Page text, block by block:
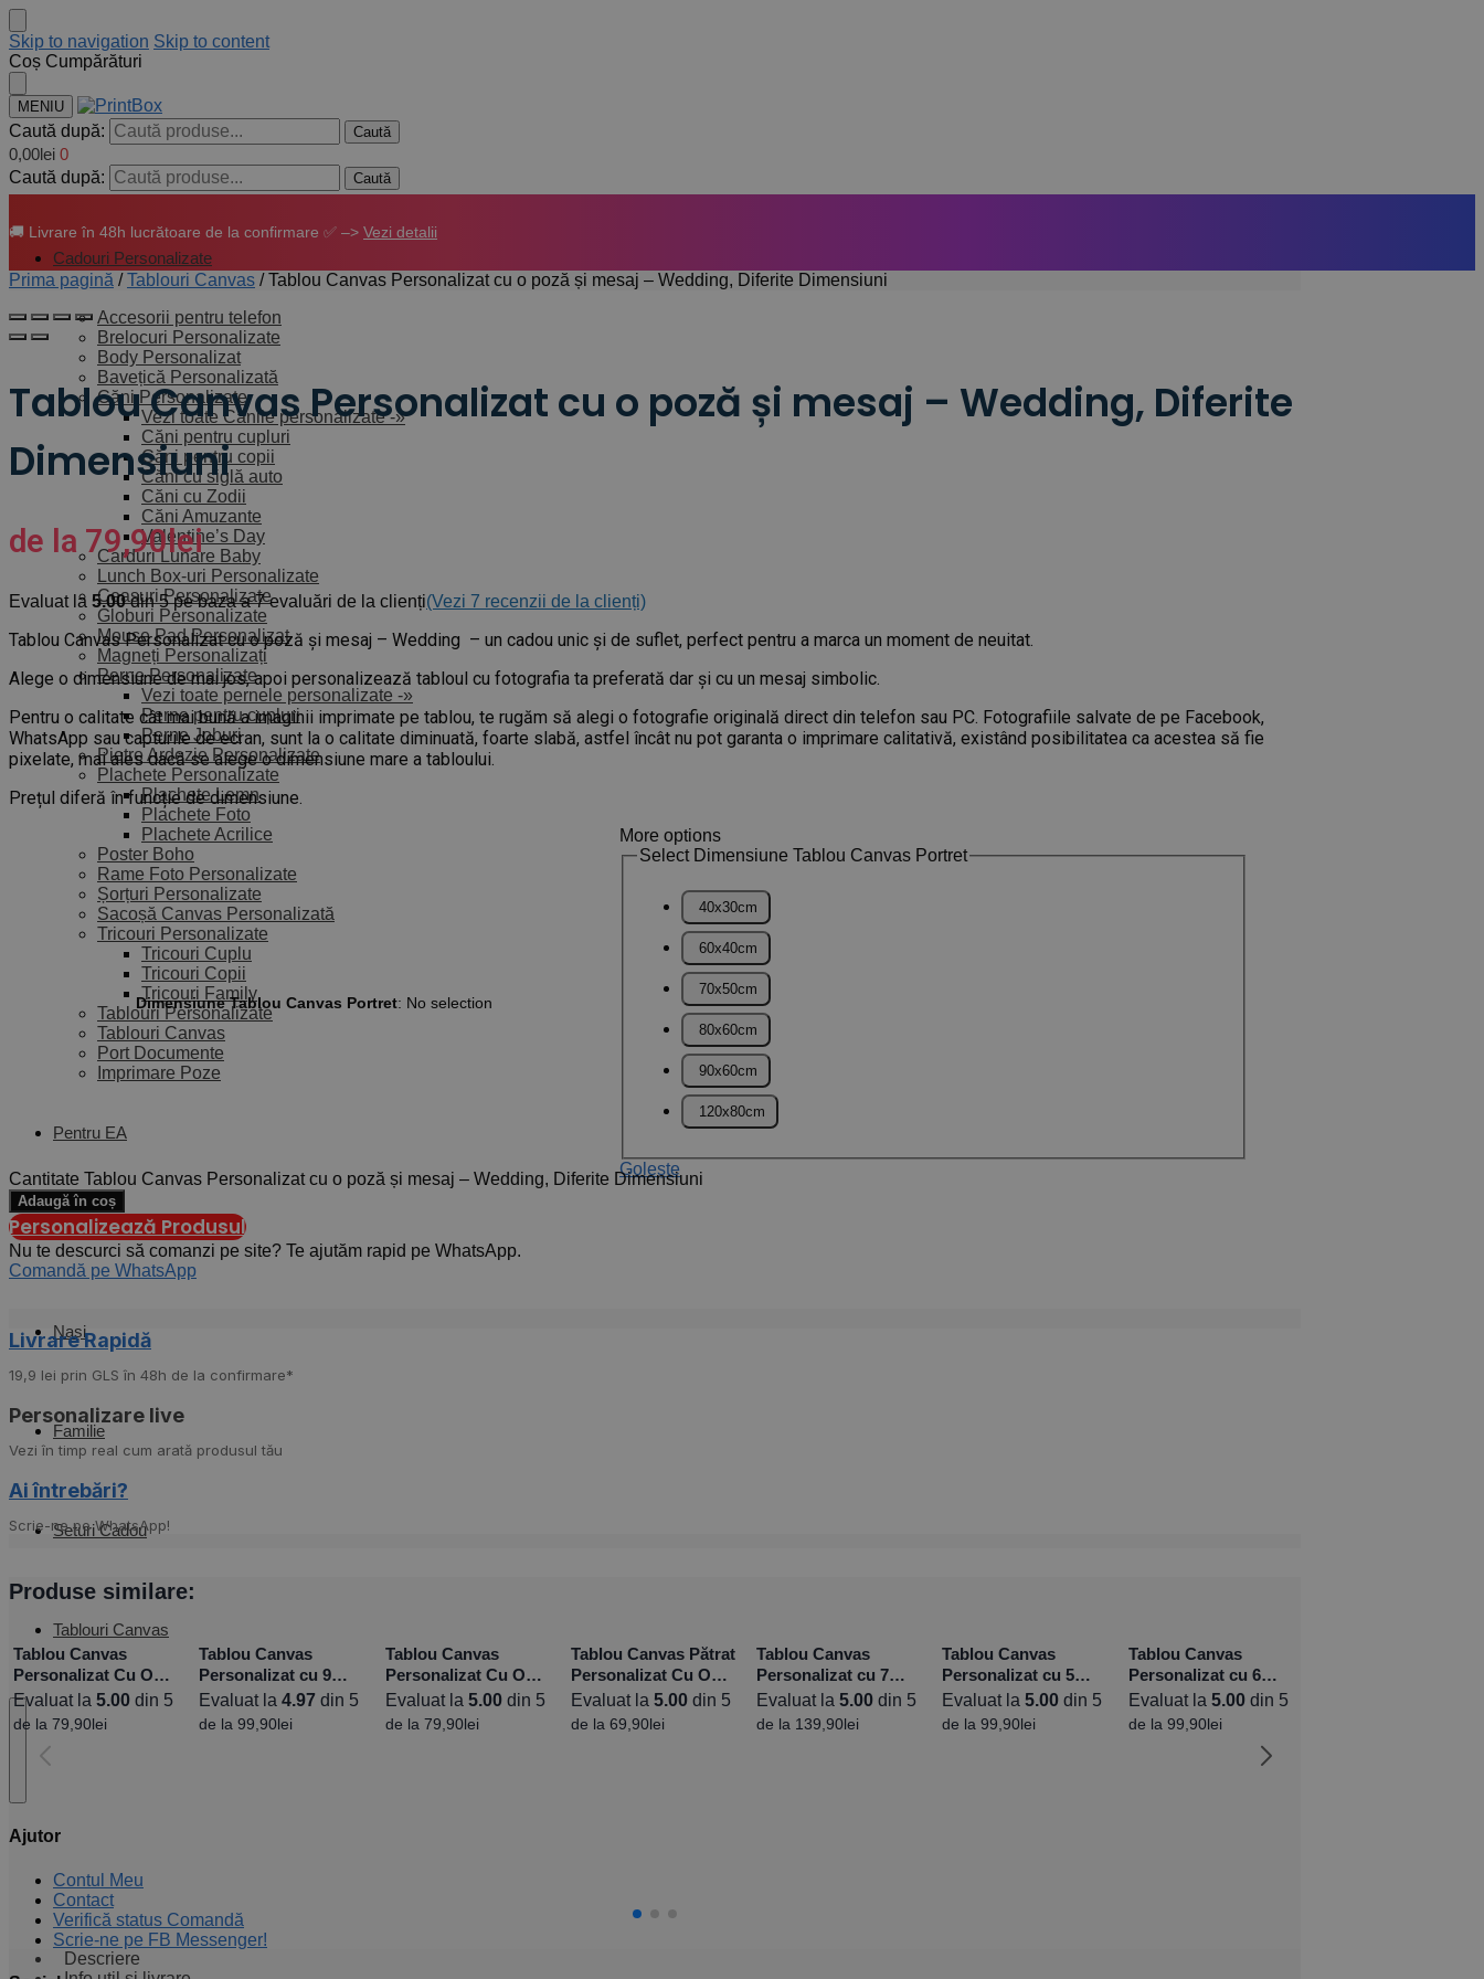
Skip to navigation Skip to content
Coș Cumpărături
MENIU
Caută după: Caută
0,00lei 0
Caută după:
Caută
Cadouri Personalizate
Accesorii pentru telefon
Brelocuri Personalizate
Body Personalizat
Bavețică Personalizată
Căni Personalizate
Vezi toate Cănile personalizate -»
Căni pentru cupluri
Căni pentru copii
Căni cu siglă auto
Căni cu Zodii
Căni Amuzante
Valentine’s Day
Carduri Lunare Baby
Lunch Box-uri Personalizate
Ceasuri Personalizate
Globuri Personalizate
Mouse Pad Personalizat
Magneți Personalizați
Perne Personalizate
Vezi toate pernele personalizate -»
Perne pentru cupluri
Perne Joburi
Pietre Ardezie Personalizate
Plachete Personalizate
Plachete Lemn
Plachete Foto
Plachete Acrilice
Poster Boho
Rame Foto Personalizate
Șorțuri Personalizate
Sacoșă Canvas Personalizată
Tricouri Personalizate
Tricouri Cuplu
Tricouri Copii
Tricouri Family
Tablouri Personalizate
Tablouri Canvas
Port Documente
Imprimare Poze
Pentru EA
Pentru EL
Nași
Familie
Seturi Cadou
Tablouri Canvas
Ajutor
Contul Meu
Contact
Verifică status Comandă
Scrie-ne pe FB Messenger!
🚚 Livrare în 48h lucrătoare de la confirmare ✅ –> Vezi detalii
Prima pagină /Tablouri Canvas /Tablou Canvas Personalizat cu o poză și mesaj – Wedding, Diferite Dimensiuni
Tablou Canvas Personalizat cu o poză și mesaj – Wedding, Diferite
Dimensiuni
de la 79,90lei
Evaluat la 5.00din 5 pe baza a7evaluări de la clienți(Vezi 7 recenzii de la clienți)
Tablou Canvas Personalizat cu o poză și mesaj – Wedding – un cadou unic și de suflet, perfect pentru a marca un moment de neuitat.
Alege o dimensiune de mai jos, apoi personalizează tabloul cu fotografia ta preferată dar și cu un mesaj simbolic.
Pentru o calitate cât mai bună a imaginii imprimate pe tablou, te rugăm să alegi o fotografie originală direct din telefon sau PC. Fotografiile salvate de pe Facebook,
WhatsApp sau capturile de ecran, sunt la o calitate diminuată, foarte slabă, astfel încât nu pot garanta o imprimare calitativă, existând posibilitatea ca acestea să fie
pixelate, mai ales dacă se alege o dimensiune mare a tabloului.
Prețul diferă în funcție de dimensiune.
Dimensiune Tablou Canvas Portret: No selection
More options
Select Dimensiune Tablou Canvas Portret
40x30cm
60x40cm
70x50cm
80x60cm
90x60cm
120x80cm
Golește
Cantitate Tablou Canvas Personalizat cu o poză și mesaj – Wedding, Diferite Dimensiuni
Adaugă în coș
Personalizează Produsul
Nu te descurci să comanzi pe site? Te ajutăm rapid pe WhatsApp.
Comandă pe WhatsApp
Livrare Rapidă​
19,9 lei prin GLS în 48h de la confirmare*
Personalizare live
Vezi în timp real cum arată produsul tău
Ai întrebări?
Scrie-ne pe WhatsApp!
Produse similare:
Tablou Canvas
Personalizat Cu O
Poză Portret –
Diferite Dimensiuni
Evaluat la 5.00 din 5
de la 79,90lei
Tablou Canvas
Personalizat cu 9
poze și mesaj
Evaluat la4.97 din 5
de la99,90lei
Tablou Canvas
Personalizat Cu O
Poză Landscape –
Diferite Dimensiuni
Evaluat la 5.00din 5
de la 79,90lei
Tablou Canvas Pătrat
Personalizat Cu O
Poză – Diferite
Dimensiuni
Evaluat la 5.00din 5
de la 69,90lei
Tablou Canvas
Personalizat cu 7
poze și mesaj
Evaluat la5.00 din 5
de la 139,90lei
Tablou Canvas
Personalizat cu 5
poze și mesaj –
Fluturaș
Evaluat la5.00 din 5
de la99,90lei
Tablou Canvas
Personalizat cu 6
poze
Evaluat la 5.00din 5
de la 99,90lei
Descriere